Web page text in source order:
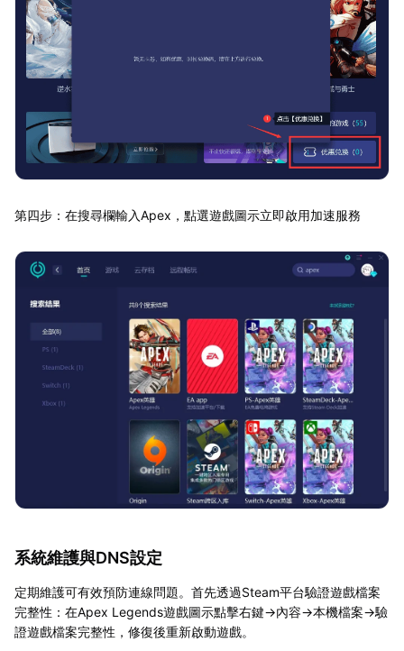
第四步：在搜尋欄輸入Apex，點選遊戲圖示立即啟用加速服務
系統維護與DNS設定
定期維護可有效預防連線問題。首先透過Steam平台驗證遊戲檔案
完整性：在Apex Legends遊戲圖示點擊右鍵→內容→本機檔案→驗
證遊戲檔案完整性，修復後重新啟動遊戲。